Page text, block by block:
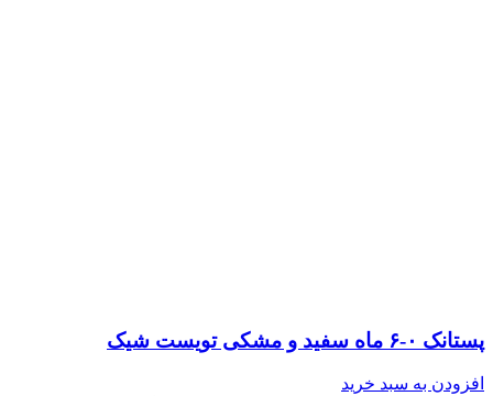
پستانک ۰-۶ ماه سفید و مشکی تویست شیک
افزودن به سبد خرید